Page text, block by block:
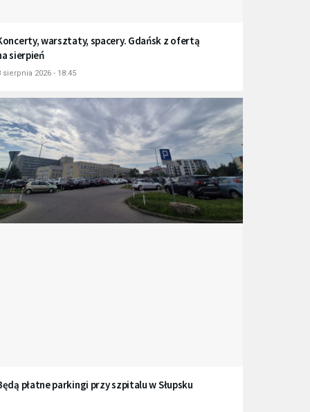
warsztaty, spacery. Gdańsk z ofertą
sierpień
sierpnia 2026 - 18:45
płatne parkingi przy szpitalu w Słupsku